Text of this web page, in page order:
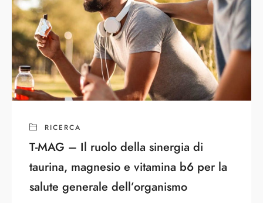
RICERCA
T-MAG – Il ruolo della sinergia di
taurina, magnesio e vitamina b6 per la
salute generale dell’organismo